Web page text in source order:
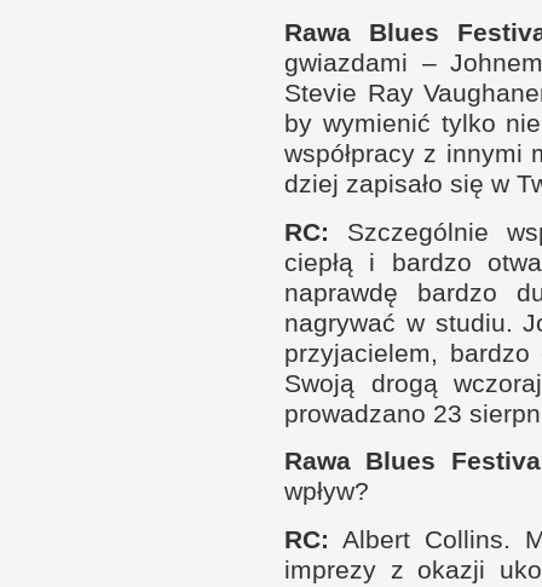
Rawa Blues
gwiaz­dami –
Stevie Ray
by wymienić tylko
współ­pracy z innymi
dziej zapisało się w T
RC: Szczegól­nie
ciepłą i bar­dzo
naprawdę bar­dzo
nagrywać w studiu.
przyjacielem,
Swoją drogą
prowadzano 23
Rawa Blues
wpływ?
RC: Albert Col­lins.
imprezy z okazji